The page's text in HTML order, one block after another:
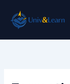
contenu